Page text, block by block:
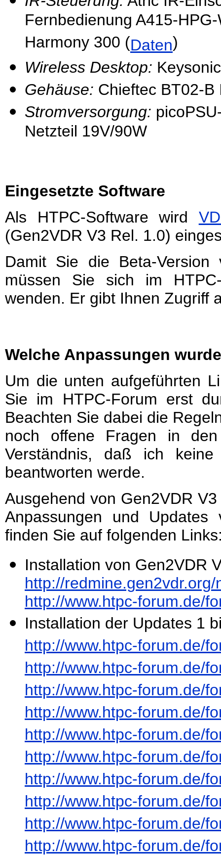
Fernbedienung A415-
Harmony 300 (Daten)
Wireless Desktop:
Gehäuse: Chieftec BT02-B
Stromversorgung:
Netzteil 19V/90W
Eingesetzte Software
Als HTPC-Software wird
(Gen2VDR V3 Rel. 1.0)
Damit Sie die Beta-
müssen Sie sich im
wenden. Er gibt Ihnen Zugriff
Welche Anpassungen
Um die unten aufgeführten
Sie im HTPC-Forum erst
Beachten Sie dabei die
noch offene Fragen in
Verständnis, daß ich
beantworten werde.
Ausgehend von Gen2VDR
Anpassungen und Updates
finden Sie auf folgenden
Installation von Gen2VDR
http://redmine.gen2vdr.org/
http://www.htpc-forum.de/
Installation der Updates 1
http://www.htpc-forum.de/
http://www.htpc-forum.de/
http://www.htpc-forum.de/
http://www.htpc-forum.de/
http://www.htpc-forum.de/
http://www.htpc-forum.de/
http://www.htpc-forum.de/
http://www.htpc-forum.de/
http://www.htpc-forum.de/
http://www.htpc-forum.de/